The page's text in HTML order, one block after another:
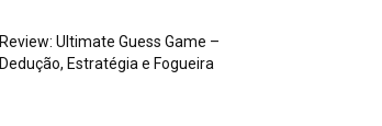
Review: Ultimate Guess Game –
Dedução, Estratégia e Fogueira